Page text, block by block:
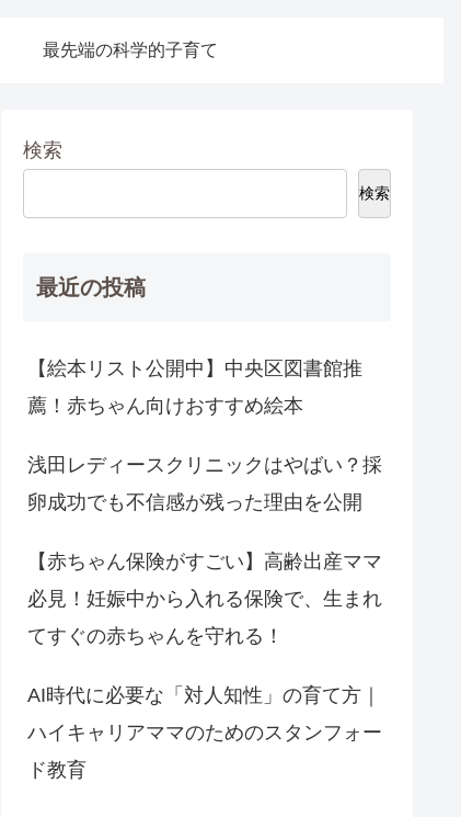
最先端の科学的子育て
検索
検索
最近の投稿
【絵本リスト公開中】中央区図書館推
薦！赤ちゃん向けおすすめ絵本
浅田レディースクリニックはやばい？採
卵成功でも不信感が残った理由を公開
【赤ちゃん保険がすごい】高齢出産ママ
必見！妊娠中から入れる保険で、生まれ
てすぐの赤ちゃんを守れる！
AI時代に必要な「対人知性」の育て方｜
ハイキャリアママのためのスタンフォー
ド教育